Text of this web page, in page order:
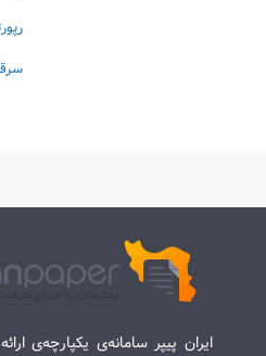
ایران پیپر سامانه‌ی یکپارچه‌ی